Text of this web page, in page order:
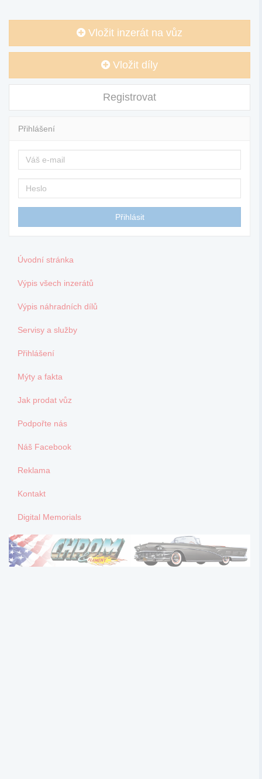
Vložit inzerát na vůz
Vložit díly
Registrovat
Přihlášení
Úvodní stránka
Výpis všech inzerátů
Výpis náhradních dílů
Servisy a služby
Přihlášení
Mýty a fakta
Jak prodat vůz
Podpořte nás
Náš Facebook
Reklama
Kontakt
Digital Memorials